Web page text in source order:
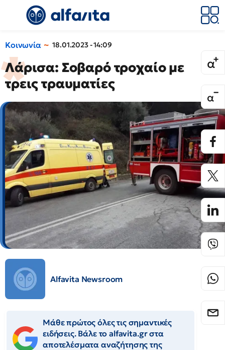
Κοινωνία 18.01.2023 - 14:09
Λάρισα: Σοβαρό τροχαίο με
τρεις τραυματίες
Alfavita Newsroom
Μάθε πρώτος όλες τις σημαντικές
ειδήσεις. Βάλε το alfavita.gr στα
αποτελέσματα αναζήτησης της